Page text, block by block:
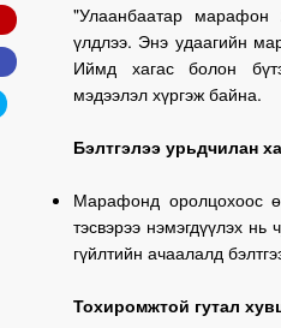
"Улаанбаатар
үлдлээ. Энэ удаагийн
Иймд хагас болон
мэдээлэл хүргэж байна.
Бэлтгэлээ урьдчилан
Марафонд оролцохоос
тэсвэрээ нэмэгдүүлэх
гүйлтийн ачаалалд
Тохиромжтой гутал